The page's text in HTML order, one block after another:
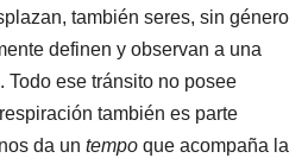
también seres, sin género
definen y observan a una
Todo ese tránsito no posee
también es parte
da un tempo que acompaña la